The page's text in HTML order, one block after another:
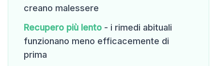
creano malessere
Recupero più lento - i rimedi abituali
funzionano meno efficacemente di
prima